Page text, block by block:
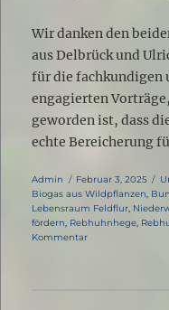
Wir danken den
aus Delbrück und
für die fachkundigen
engagierten
geworden ist, dass
echte Bereicherung
Autor
Admin
Veröffentlicht
am
Februar 3, 2025
Biogas aus Wildpflanzen
Lebensraum Feldflur
fördern Rebhuhnhege
Kommentarzu